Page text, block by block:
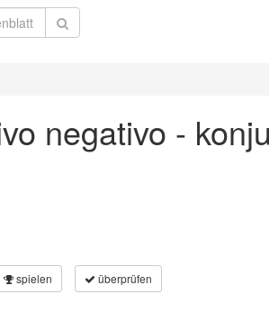
negativo -
spielen überprüfen